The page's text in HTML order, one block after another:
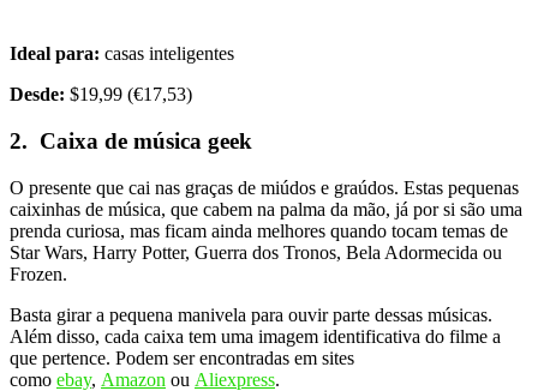
Ideal para: casas inteligentes
Desde: $19,99 (€17,53)
2. Caixa de música geek
O presente que cai nas graças de miúdos e graúdos. Estas pequenas
caixinhas de música, que cabem na palma da mão, já por si são uma
prenda curiosa, mas ficam ainda melhores quando tocam temas de
Star Wars, Harry Potter, Guerra dos Tronos, Bela Adormecida ou
Frozen.
Basta girar a pequena manivela para ouvir parte dessas músicas.
Além disso, cada caixa tem uma imagem identificativa do filme a
que pertence. Podem ser encontradas em sites
como ebay, Amazon ou Aliexpress.